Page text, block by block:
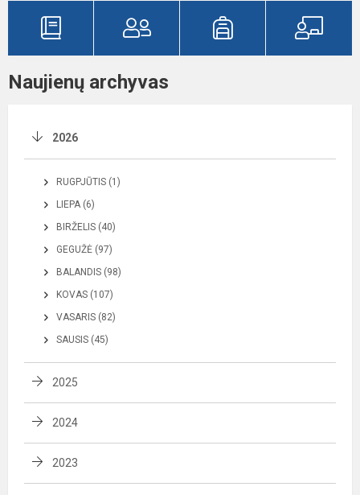
Naujienų archyvas
2026
RUGPJŪTIS (1)
LIEPA (6)
BIRŽELIS (40)
GEGUŽĖ (97)
BALANDIS (98)
KOVAS (107)
VASARIS (82)
SAUSIS (45)
2025
2024
2023